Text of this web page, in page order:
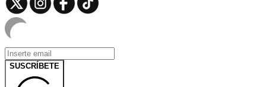
SUSCRÍBETE